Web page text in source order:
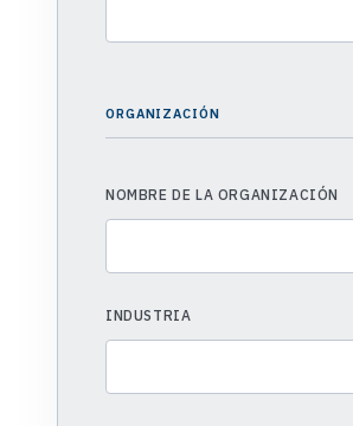
ORGANIZACIÓN
NOMBRE DE LA ORGANIZACIÓN
INDUSTRIA